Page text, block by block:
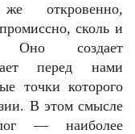
откровенно,
сколь и
Оно создает
перед нами
точки которого
В этом смысле
— наиболее